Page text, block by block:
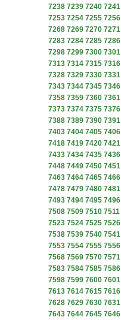
7238 7239 7240 7241
7253 7254 7255 7256
7268 7269 7270 7271
7283 7284 7285 7286
7298 7299 7300 7301
7313 7314 7315 7316
7328 7329 7330 7331
7343 7344 7345 7346
7358 7359 7360 7361
7373 7374 7375 7376
7388 7389 7390 7391
7403 7404 7405 7406
7418 7419 7420 7421
7433 7434 7435 7436
7448 7449 7450 7451
7463 7464 7465 7466
7478 7479 7480 7481
7493 7494 7495 7496
7508 7509 7510 7511
7523 7524 7525 7526
7538 7539 7540 7541
7553 7554 7555 7556
7568 7569 7570 7571
7583 7584 7585 7586
7598 7599 7600 7601
7613 7614 7615 7616
7628 7629 7630 7631
7643 7644 7645 7646